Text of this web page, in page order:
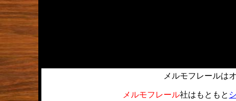
メルモフレールは
メルモフレール社はもともと